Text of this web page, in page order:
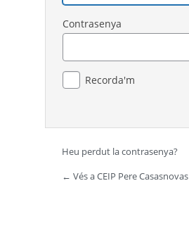
Contrasenya
Recorda'm
Heu perdut la contrasenya?
← Vés a CEIP Pere Casasnovas